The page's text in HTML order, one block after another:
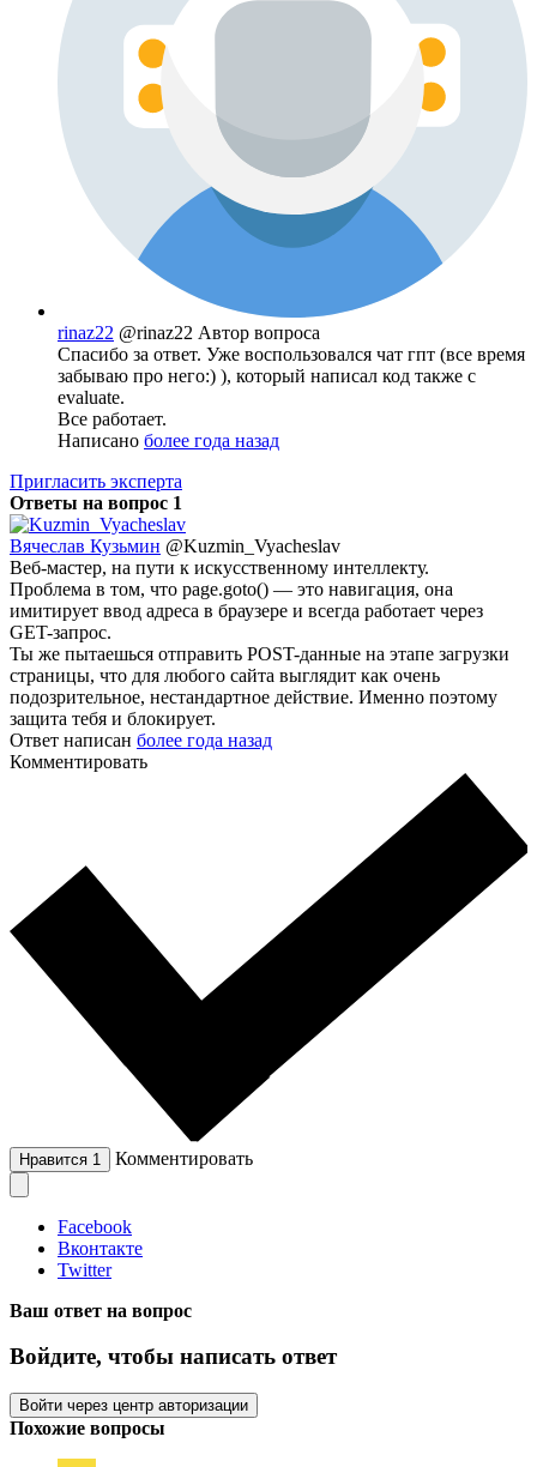
rinaz22 @rinaz22 Автор вопроса
Спасибо за ответ. Уже воспользовался чат гпт (все время
забываю про него:) ), который написал код также с
evaluate.
Все работает.
Написано более года назад
Пригласить эксперта
Ответы на вопрос 1
Вячеслав Кузьмин @Kuzmin_Vyacheslav
Веб-мастер, на пути к искусственному интеллекту.
Проблема в том, что page.goto() — это навигация, она
имитирует ввод адреса в браузере и всегда работает через
GET-запрос.
Ты же пытаешься отправить POST-данные на этапе загрузки
страницы, что для любого сайта выглядит как очень
подозрительное, нестандартное действие. Именно поэтому
защита тебя и блокирует.
Ответ написан более года назад
Комментировать
Нравится 1 Комментировать
Facebook
Вконтакте
Twitter
Ваш ответ на вопрос
Войдите, чтобы написать ответ
Войти через центр авторизации
Похожие вопросы